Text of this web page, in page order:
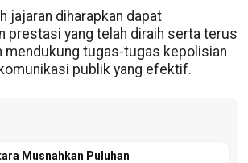
jajaran diharapkan dapat
prestasi yang telah diraih serta terus
mendukung tugas-tugas kepolisian
publik yang efektif.
Musnahkan Puluhan